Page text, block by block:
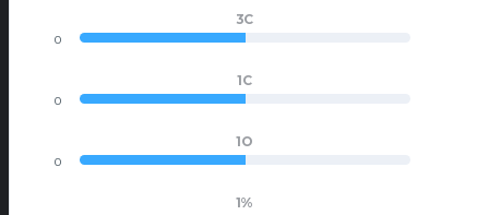
3C
0
1C
0
1O
0
1%